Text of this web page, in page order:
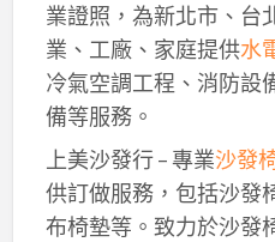
業證照，為新北市、台
業、工廠、家庭提供水
冷氣空調工程、消防設
備等服務。
上美沙發行 – 專業沙發
供訂做服務，包括沙發
布椅墊等。致力於沙發